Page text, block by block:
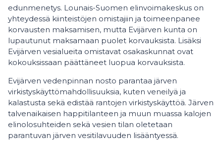
edunmenetys. Lounais-Suomen elinvoimakeskus on
yhteydessä kiinteistöjen omistajiin ja toimeenpanee
korvausten maksamisen, mutta Evijärven kunta on
lupautunut maksamaan puolet korvauksista. Lisäksi
Evijärven vesialueita omistavat osakaskunnat ovat
kokouksissaan päättäneet luopua korvauksista.
Evijärven vedenpinnan nosto parantaa järven
virkistyskäyttömahdollisuuksia, kuten veneilyä ja
kalastusta sekä edistää rantojen virkistyskäyttöä. Järven
talvenaikaisen happitilanteen ja muun muassa kalojen
elinolosuhteiden sekä vesien tilan oletetaan
parantuvan järven vesitilavuuden lisääntyessä.